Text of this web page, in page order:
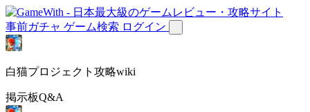
事前ガチャ ゲーム検索 ログイン
白猫プロジェクト攻略wiki
掲示板Q&A